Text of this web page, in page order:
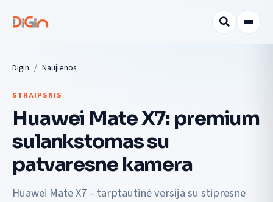
Digin Naujienos
STRAIPSNIS
Huawei Mate X7: premium
sulankstomas su
patvaresne kamera
Huawei Mate X7 – tarptautinė versija su stipresne